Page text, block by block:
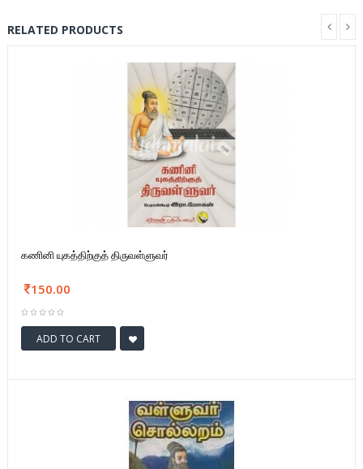
RELATED PRODUCTS
கணினி யுகத்திற்குத் திருவள்ளுவர்
150.00
ADD TO CART